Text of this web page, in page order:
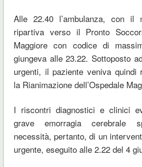
Alle 22.40 l’ambulanza, con il
ripartiva verso il Pronto
Maggiore con codice di
giungeva alle 23.22. Sottoposto
urgenti, il paziente veniva quindi
la Rianimazione dell’Ospedale
I riscontri diagnostici e clinici
grave emorragia cerebrale
necessità, pertanto, di un
urgente, eseguito alle 2.22 del 4